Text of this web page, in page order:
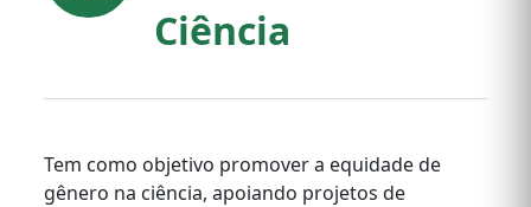
Ciência
Tem como objetivo promover a equidade de
gênero na ciência, apoiando projetos de